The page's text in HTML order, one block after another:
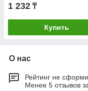
1 232 ₸
Купить
О нас
Рейтинг не
Менее 5 отзывов